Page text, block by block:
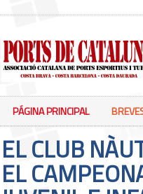
PÁGINA PRINCIPAL
EL CLUB
EL